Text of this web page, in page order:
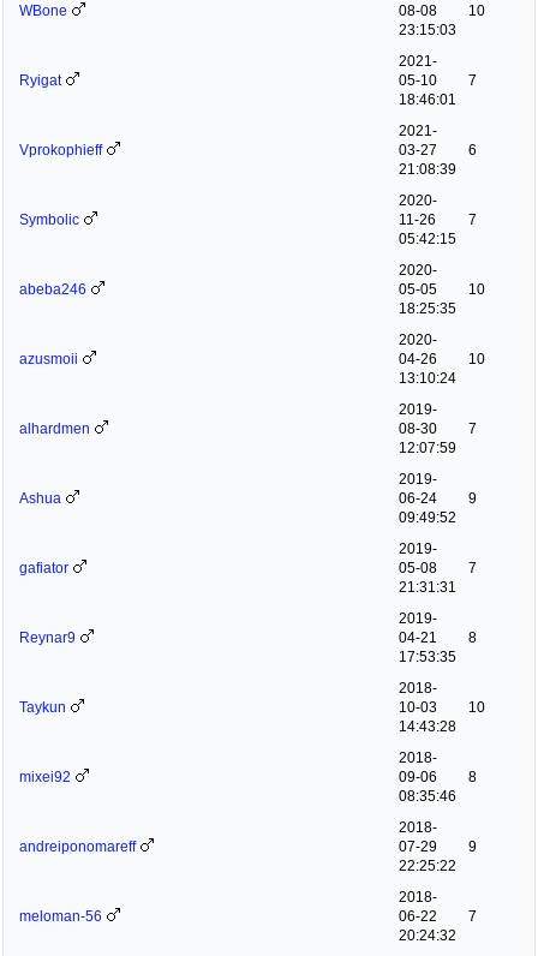
WBone
08-08
23:15:03
10
Ryigat
2021-
05-10
18:46:01
7
Vprokophieff
2021-
03-27
21:08:39
6
Symbolic
2020-
11-26
05:42:15
7
abeba246
2020-
05-05
18:25:35
10
azusmoii
2020-
04-26
13:10:24
10
alhardmen
2019-
08-30
12:07:59
7
Ashua
2019-
06-24
09:49:52
9
gafiator
2019-
05-08
21:31:31
7
Reynar9
2019-
04-21
17:53:35
8
Taykun
2018-
10-03
14:43:28
10
mixei92
2018-
09-06
08:35:46
8
andreiponomareff
2018-
07-29
22:25:22
9
meloman-56
2018-
06-22
20:24:32
7